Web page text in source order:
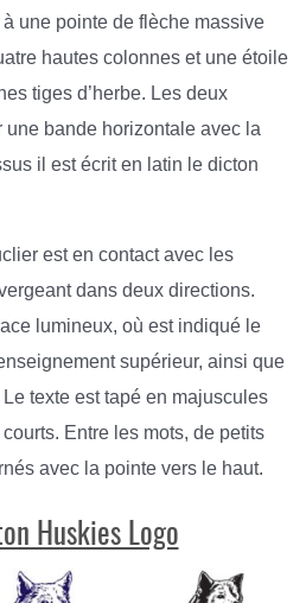
une pointe de flèche massive
hautes colonnes et une étoile
tiges d’herbe. Les deux
bande horizontale avec la
il est écrit en latin le dicton
est en contact avec les
dans deux directions.
lumineux, où est indiqué le
supérieur, ainsi que
Le texte est tapé en majuscules
Entre les mots, de petits
avec la pointe vers le haut.
Huskies Logo